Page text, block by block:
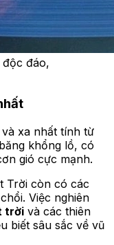
đáo,
xa nhất tính từ
khổng lồ, có
gió cực mạnh.
Trời còn có các
Việc nghiên
trời và các thiên
biết sâu sắc về vũ